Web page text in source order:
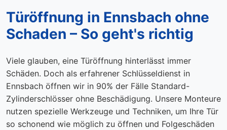
Türöffnung in Ennsbach ohne
Schaden – So geht's richtig
Viele glauben, eine Türöffnung hinterlässt immer
Schäden. Doch als erfahrener Schlüsseldienst in
Ennsbach öffnen wir in 90% der Fälle Standard-
Zylinderschlösser ohne Beschädigung. Unsere Monteure
nutzen spezielle Werkzeuge und Techniken, um Ihre Tür
so schonend wie möglich zu öffnen und Folgeschäden